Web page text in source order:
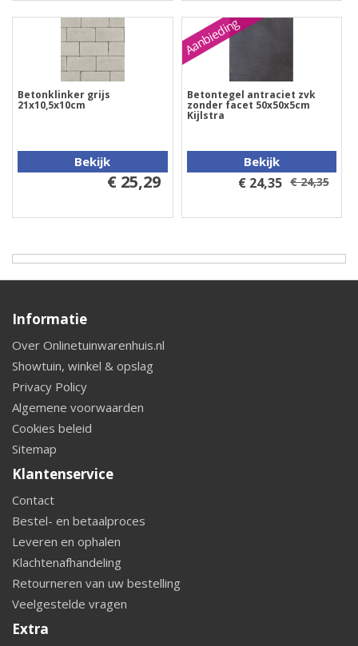
Betonklinker grijs
21x10,5x10cm
Bekijk
€ 25,29
Aanbieding
Betontegel antraciet zvk
zonder facet 50x50x5cm
Kijlstra
Bekijk
€ 24,35 € 24,35
Informatie
Over Onlinetuinwarenhuis.nl
Showtuin, winkel & opslag
Privacy Policy
Algemene voorwaarden
Cookies beleid
Sitemap
Klantenservice
Contact
Bestel- en betaalproces
Leveren en ophalen
Klachtenafhandeling
Retourneren van uw bestelling
Veelgestelde vragen
Extra